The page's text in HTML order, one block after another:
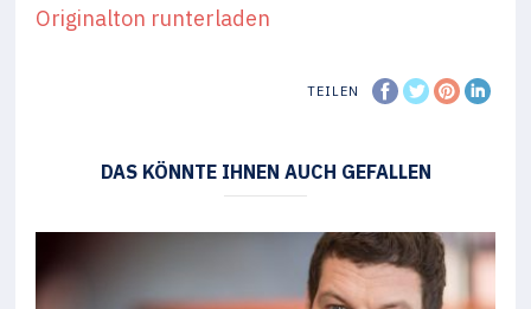
Originalton runterladen
TEILEN
DAS KÖNNTE IHNEN AUCH GEFALLEN